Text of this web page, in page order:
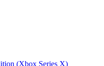
(Xbox Series X)